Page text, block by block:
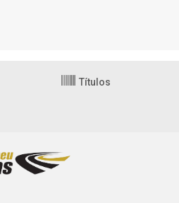
Títulos